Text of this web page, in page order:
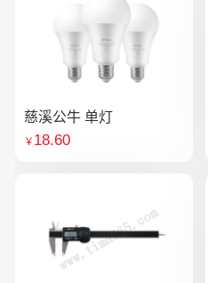
慈溪公牛 单灯
￥ 18.60